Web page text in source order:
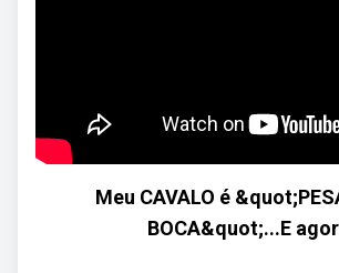
Meu CAVALO é
BOCA&quot;...E